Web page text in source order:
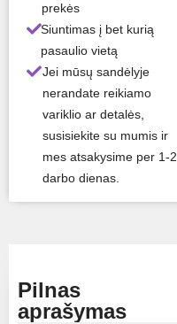
prekės
Siuntimas į bet kurią
pasaulio vietą
Jei mūsų sandėlyje
nerandate reikiamo
variklio ar detalės,
susisiekite su mumis ir
mes atsakysime per 1-2
darbo dienas.
Pilnas
aprašymas